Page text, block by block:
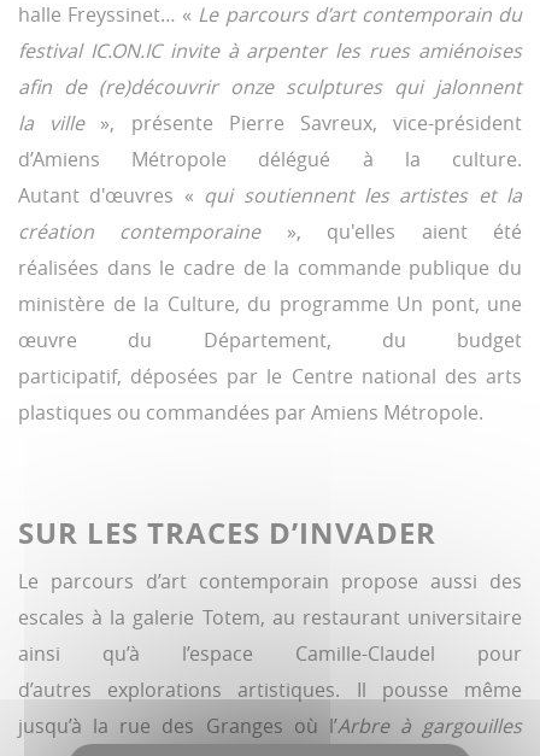
halle Freyssinet… « Le parcours d’art contemporain du
festival IC.ON.IC invite à arpenter les rues amiénoises
afin de (re)découvrir onze sculptures qui jalonnent
la ville», présente Pierre Savreux, vice-président
d’Amiens Métropole délégué à la culture.
Autant d'œuvres « qui soutiennent les artistes et la
création contemporaine», qu'elles aient été
réalisées dans le cadre de la commande publique du
ministère de la Culture, du programme Un pont, une
œuvre du Département, du budget
participatif, déposées par le Centre national des arts
plastiques ou commandées par Amiens Métropole.
SUR LES TRACES D’INVADER
Le parcours d’art contemporain propose aussi des
escales à la galerie Totem, au restaurant universitaire
ainsi qu’à l’espace Camille-Claudel pour
d’autres explorations artistiques. Il pousse même
jusqu’à la rue des Granges où l’Arbre à gargouilles